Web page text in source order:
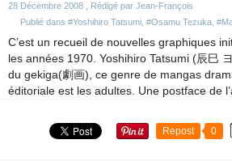
28 Décembre 2008 , Rédigé par Jean-François
Publié dans #Yoshihiro Tatsumi #Osamu Tezuka
C’est un recueil de nouvelles graphiques
les années 1970. Yoshihiro Tatsumi (辰巳
du gekiga(劇画), ce genre de mangas
éditoriale est les adultes. Une postface de
Repost 0